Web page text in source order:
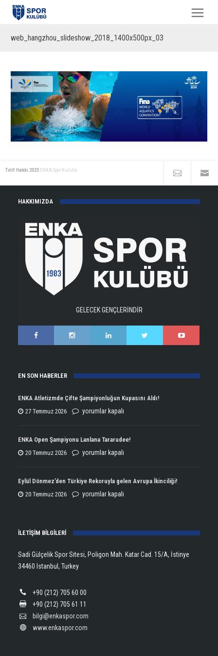
web_hangzhou_slideshow_2018_1400x500px_03
Telif Hakkı 2025 ENKA Spor Kulübü
HAKKIMIZDA
GELECEK GENÇLERİNDİR
EN SON HABERLER
ENKA Atletizmde Çifte Şampiyonluğun Kupasını Aldı!
27 Temmuz 2026
ENKA
Çifte
Şampiyonluğun
yorumlar kapalı
ENKA Open Şampiyonu Lanlana Tararudee!
20 Temmuz 2026
ENKA
Şampiyonu
Lanlana
yorumlar kapalı
Eylül Dönmez’den Türkiye Rekoruyla gelen Avrupa İkinciliği!
20 Temmuz 2026
Eylül
Rekoruyla
Avrupa
yorumlar kapalı
İLETİŞİM BİLGİLERİ
Sadi Gülçelik Spor Sitesi, Poligon Mah. Katar Cad. 15/A, İstinye
34460 Istanbul, Turkey
+90 (212) 705 60 00
+90 (212) 705 61 11
bilgi@enkaspor.com
www.enkaspor.com